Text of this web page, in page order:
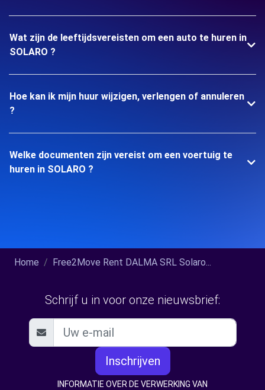
Wat zijn de leeftijdsvereisten om een auto te huren in
SOLARO ?
Hoe kan ik mijn huur wijzigen, verlengen of annuleren
?
Welke documenten zijn vereist om een voertuig te
huren in SOLARO ?
Home Free2Move Rent DALMA SRL Solaro...
Schrijf u in voor onze nieuwsbrief:
Inschrijven
INFORMATIE OVER DE VERWERKING VAN